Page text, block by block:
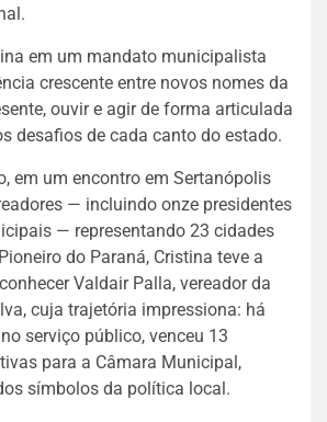
em um mandato municipalista
crescente entre novos nomes da
ouvir e agir de forma articulada
desafios de cada canto do estado.
em um encontro em Sertanópolis
— incluindo onze presidentes
— representando 23 cidades
do Paraná, Cristina teve a
Valdair Palla, vereador da
cuja trajetória impressiona: há
serviço público, venceu 13
para a Câmara Municipal,
símbolos da política local.